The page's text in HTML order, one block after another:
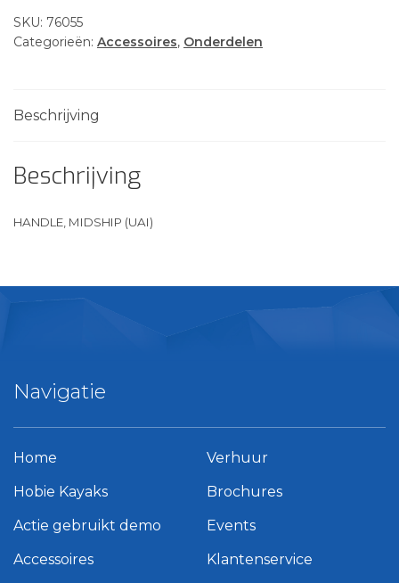
SKU: 76055
Categorieën: Accessoires, Onderdelen
Beschrijving
Beschrijving
HANDLE, MIDSHIP (UAI)
Navigatie
Home
Hobie Kayaks
Actie gebruikt demo
Accessoires
Verhuur
Brochures
Events
Klantenservice